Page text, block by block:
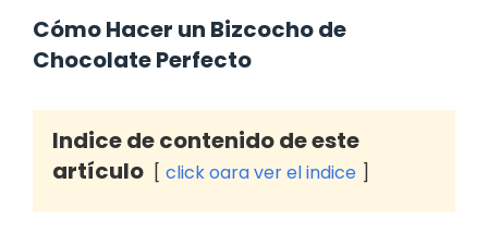
Cómo Hacer un Bizcocho de
Chocolate Perfecto
Indice de contenido de este
artículo
click oara ver el indice